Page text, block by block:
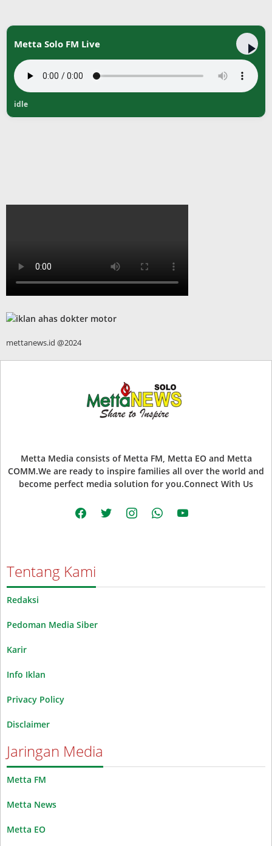
Metta Solo FM Live
idle
mettanews.id @2024
Metta Media consists of Metta FM, Metta EO and Metta
COMM.We are ready to inspire families all over the world and
become perfect media solution for you.Connect With Us
facebooktwitter instagramwhatsappyoutube
Tentang Kami
Redaksi
Pedoman Media Siber
Karir
Info Iklan
Privacy Policy
Disclaimer
Jaringan Media
Metta FM
Metta News
Metta EO